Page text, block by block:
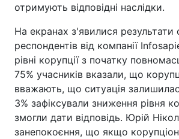
отримують відповідні наслідки.
На екранах з'явилися результати
респондентів від компанії
рівні корупції з початку
75% учасників вказали, що
вважають, що ситуація
3% зафіксували зниження рівня
змогли дати відповідь. Юрій
занепокоєння, що якщо